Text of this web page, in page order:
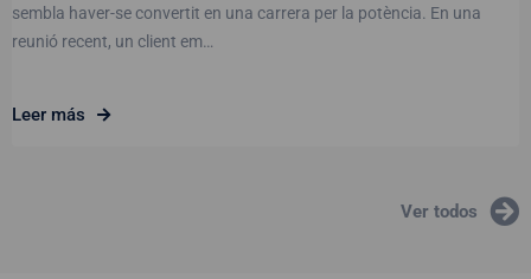
sembla haver-se convertit en una carrera per la potència. En una
reunió recent, un client em…
Leer más
Ver todos